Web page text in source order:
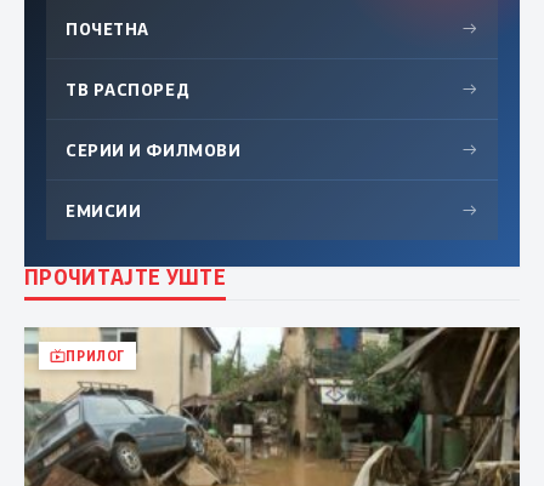
ПОЧЕТНА →
ТВ РАСПОРЕД →
СЕРИИ И ФИЛМОВИ →
ЕМИСИИ →
ПРОЧИТАЈТЕ УШТЕ
ПРИЛОГ